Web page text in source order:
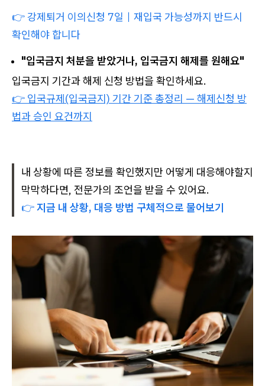
👉 강제퇴거 이의신청 7일｜재입국 가능성까지 반드시
확인해야 합니다
"입국금지 처분을 받았거나, 입국금지 해제를 원해요"
입국금지 기간과 해제 신청 방법을 확인하세요.
👉 입국규제(입국금지) 기간 기준 총정리 — 해제신청 방
법과 승인 요건까지
내 상황에 따른 정보를 확인했지만 어떻게 대응해야할지
막막하다면, 전문가의 조언을 받을 수 있어요.
👉지금 내 상황, 대응 방법 구체적으로 물어보기